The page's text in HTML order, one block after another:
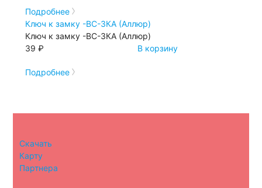
Подробнее
Ключ к замку -ВС-3КА (Аллюр)
Ключ к замку -ВС-3КА (Аллюр)
39 ₽
В корзину
Подробнее
Скачать
Карту
Партнера